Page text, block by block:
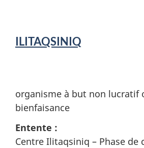
ILITAQSINIQ
organisme à but non lucratif
bienfaisance
Entente :
Centre Ilitaqsiniq – Phase de